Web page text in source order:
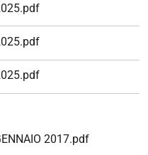
2017.pdf